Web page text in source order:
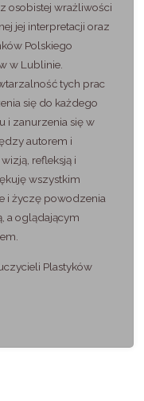
osobistej wrażliwości
jej interpretacji oraz
Polskiego
w Lublinie.
tych prac
się do każdego
i zanurzenia się w
autorem i
refleksją i
wszystkim
i życzę powodzenia
a oglądającym
Plastyków